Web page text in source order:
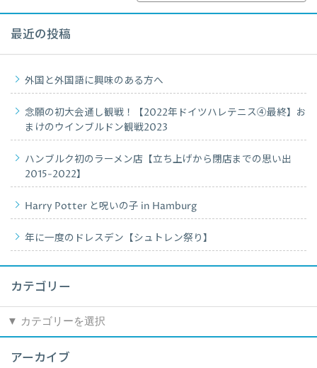
最近の投稿
外国と外国語に興味のある方へ
念願の初大会通し観戦！【2022年ドイツハレテニス④最終】お
まけのウインブルドン観戦2023
ハンブルク初のラーメン店【立ち上げから閉店までの思い出
2015-2022】
Harry Potter と呪いの子 in Hamburg
年に一度のドレスデン【シュトレン祭り】
カテゴリー
カ
テ
アーカイブ